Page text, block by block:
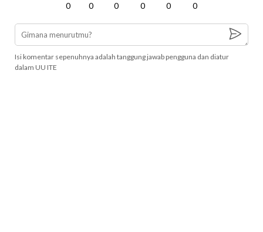
0 0 0 0 0 0
Isi komentar sepenuhnya adalah tanggung jawab pengguna dan diatur
dalam UU ITE